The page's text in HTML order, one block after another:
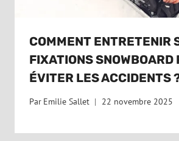
COMMENT ENTRETENIR
FIXATIONS SNOWBOARD
ÉVITER LES ACCIDENTS
Par Emilie Sallet 22 novembre 2025